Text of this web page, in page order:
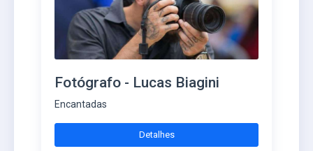
Fotógrafo - Lucas Biagini
Encantadas
Detalhes